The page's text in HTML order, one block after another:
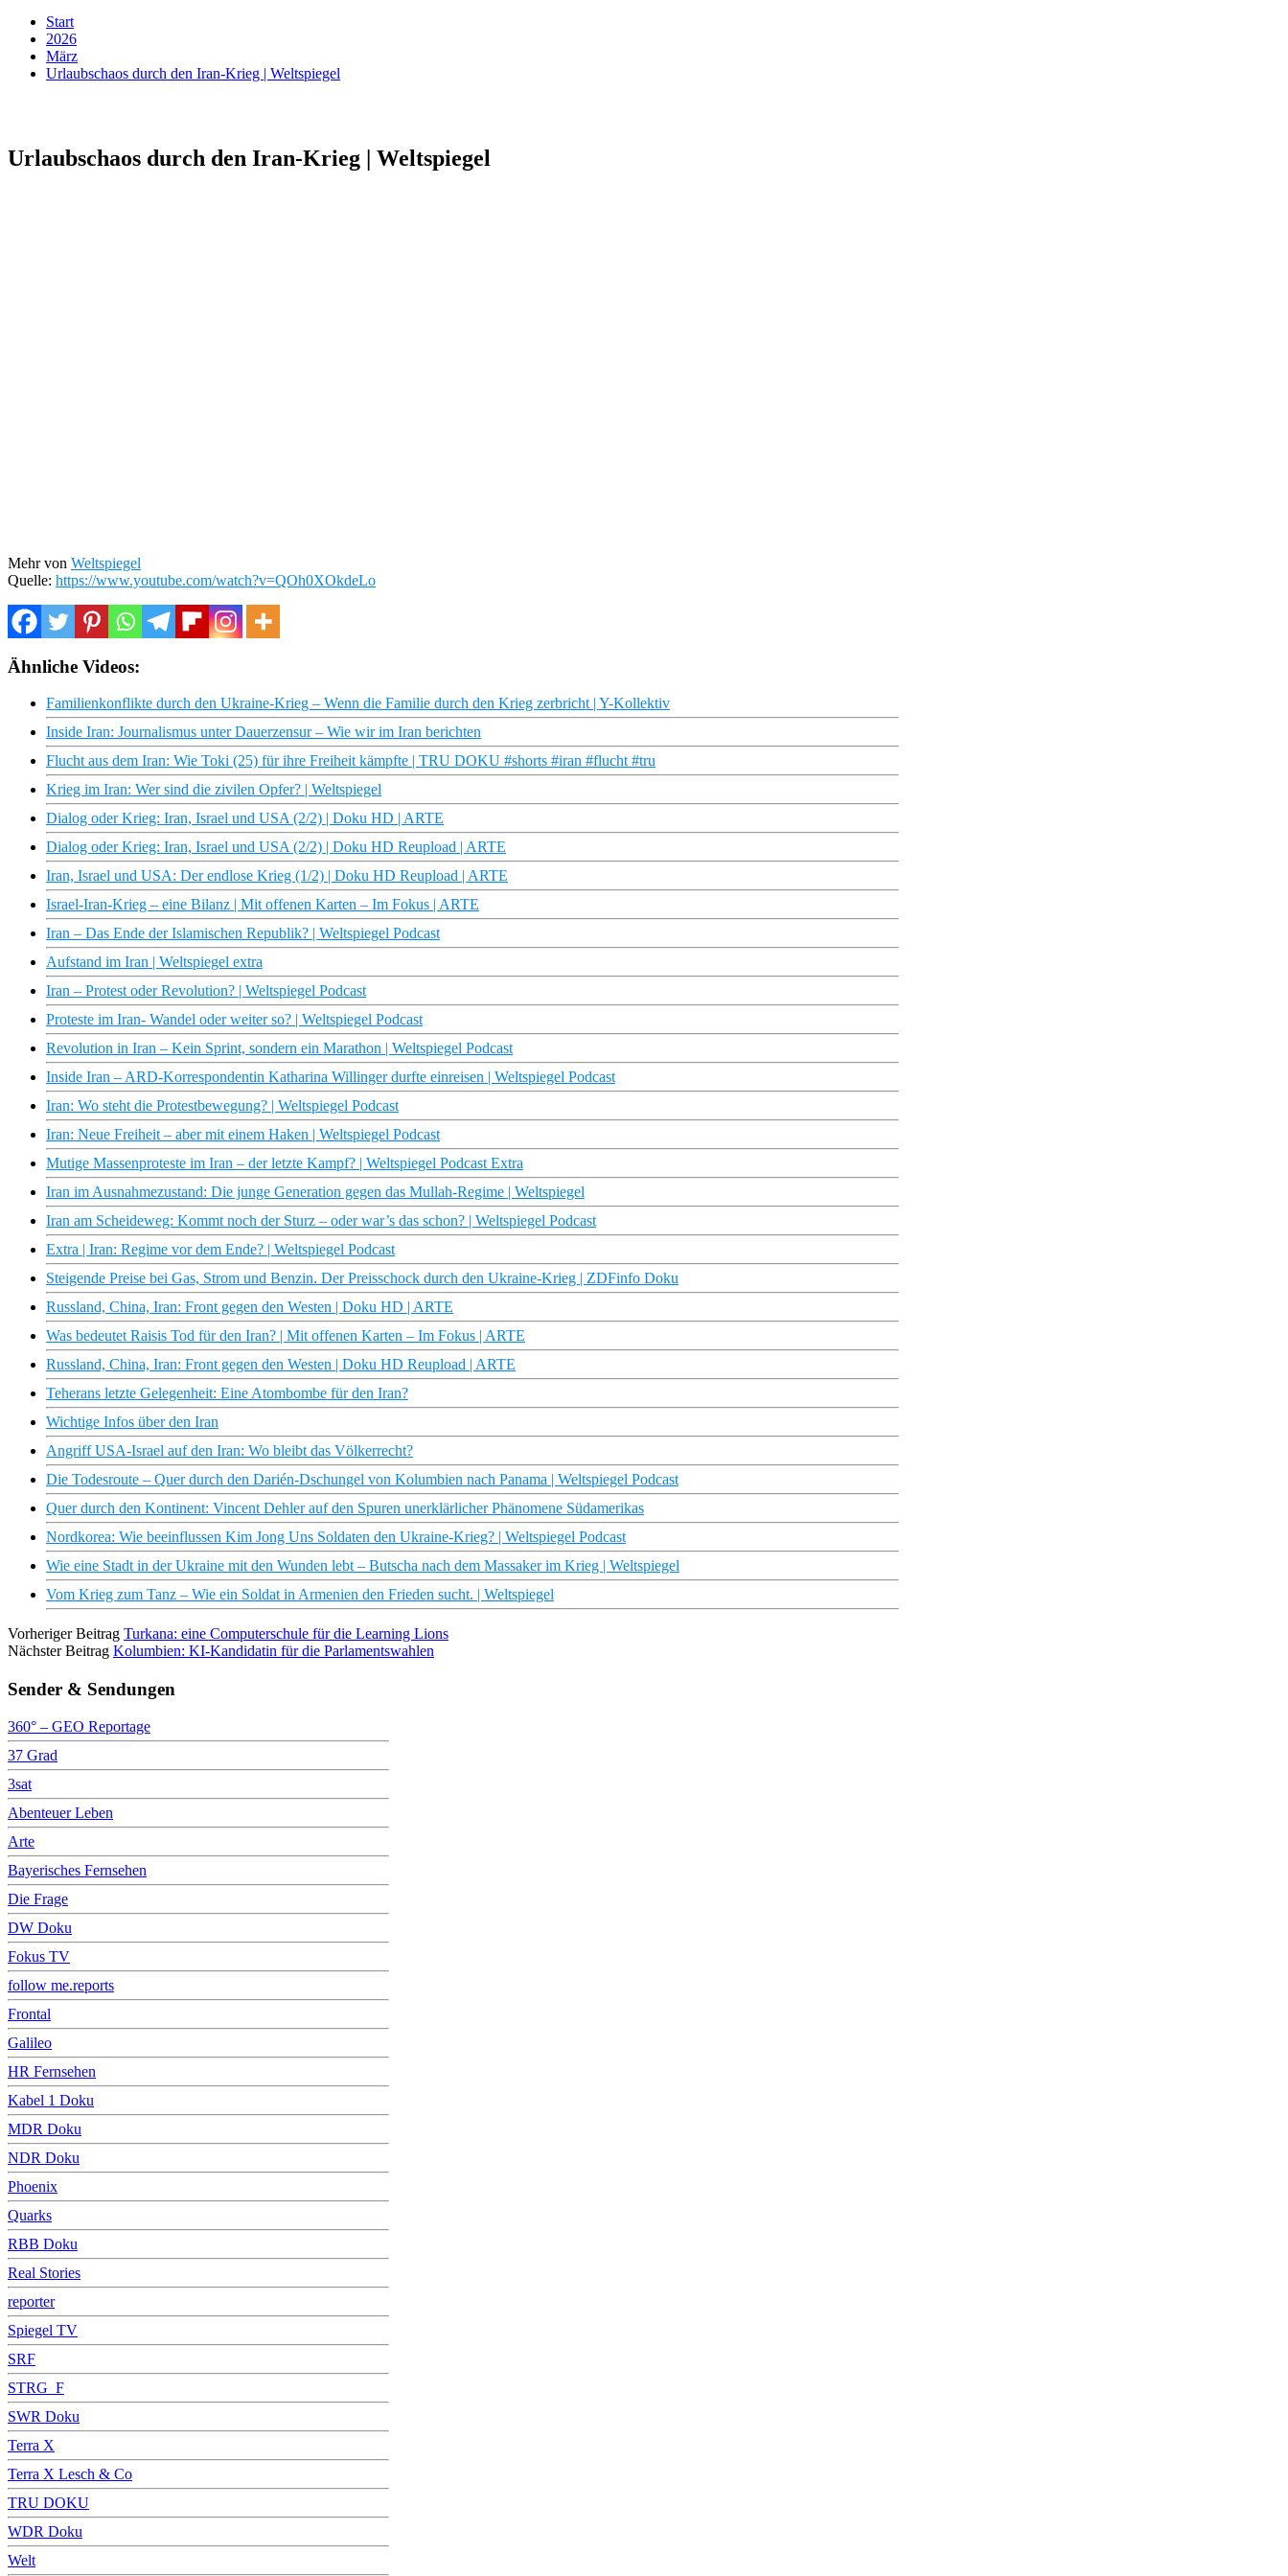
Start
2026
März
Urlaubschaos durch den Iran-Krieg | Weltspiegel
Urlaubschaos durch den Iran-Krieg | Weltspiegel
Mehr von Weltspiegel
Quelle: https://www.youtube.com/watch?v=QOh0XOkdeLo
Ähnliche Videos:
Familienkonflikte durch den Ukraine-Krieg – Wenn die Familie durch den Krieg zerbricht | Y-Kollektiv
Inside Iran: Journalismus unter Dauerzensur – Wie wir im Iran berichten
Flucht aus dem Iran: Wie Toki (25) für ihre Freiheit kämpfte | TRU DOKU #shorts #iran #flucht #tru
Krieg im Iran: Wer sind die zivilen Opfer? | Weltspiegel
Dialog oder Krieg: Iran, Israel und USA (2/2) | Doku HD | ARTE
Dialog oder Krieg: Iran, Israel und USA (2/2) | Doku HD Reupload | ARTE
Iran, Israel und USA: Der endlose Krieg (1/2) | Doku HD Reupload | ARTE
Israel-Iran-Krieg – eine Bilanz | Mit offenen Karten – Im Fokus | ARTE
Iran – Das Ende der Islamischen Republik? | Weltspiegel Podcast
Aufstand im Iran | Weltspiegel extra
Iran – Protest oder Revolution? | Weltspiegel Podcast
Proteste im Iran- Wandel oder weiter so? | Weltspiegel Podcast
Revolution in Iran – Kein Sprint, sondern ein Marathon | Weltspiegel Podcast
Inside Iran – ARD-Korrespondentin Katharina Willinger durfte einreisen | Weltspiegel Podcast
Iran: Wo steht die Protestbewegung? | Weltspiegel Podcast
Iran: Neue Freiheit – aber mit einem Haken | Weltspiegel Podcast
Mutige Massenproteste im Iran – der letzte Kampf? | Weltspiegel Podcast Extra
Iran im Ausnahmezustand: Die junge Generation gegen das Mullah-Regime | Weltspiegel
Iran am Scheideweg: Kommt noch der Sturz – oder war’s das schon? | Weltspiegel Podcast
Extra | Iran: Regime vor dem Ende? | Weltspiegel Podcast
Steigende Preise bei Gas, Strom und Benzin. Der Preisschock durch den Ukraine-Krieg | ZDFinfo Doku
Russland, China, Iran: Front gegen den Westen | Doku HD | ARTE
Was bedeutet Raisis Tod für den Iran? | Mit offenen Karten – Im Fokus | ARTE
Russland, China, Iran: Front gegen den Westen | Doku HD Reupload | ARTE
Teherans letzte Gelegenheit: Eine Atombombe für den Iran?
Wichtige Infos über den Iran
Angriff USA-Israel auf den Iran: Wo bleibt das Völkerrecht?
Die Todesroute – Quer durch den Darién-Dschungel von Kolumbien nach Panama | Weltspiegel Podcast
Quer durch den Kontinent: Vincent Dehler auf den Spuren unerklärlicher Phänomene Südamerikas
Nordkorea: Wie beeinflussen Kim Jong Uns Soldaten den Ukraine-Krieg? | Weltspiegel Podcast
Wie eine Stadt in der Ukraine mit den Wunden lebt – Butscha nach dem Massaker im Krieg | Weltspiegel
Vom Krieg zum Tanz – Wie ein Soldat in Armenien den Frieden sucht. | Weltspiegel
Vorheriger Beitrag Turkana: eine Computerschule für die Learning Lions
Nächster Beitrag Kolumbien: KI-Kandidatin für die Parlamentswahlen
Sender & Sendungen
360° – GEO Reportage
37 Grad
3sat
Abenteuer Leben
Arte
Bayerisches Fernsehen
Die Frage
DW Doku
Fokus TV
follow me.reports
Frontal
Galileo
HR Fernsehen
Kabel 1 Doku
MDR Doku
NDR Doku
Phoenix
Quarks
RBB Doku
Real Stories
reporter
Spiegel TV
SRF
STRG_F
SWR Doku
Terra X
Terra X Lesch & Co
TRU DOKU
WDR Doku
Welt